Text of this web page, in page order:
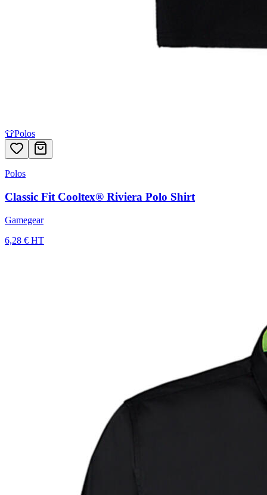
👕Polos
Polos
Classic Fit Cooltex® Riviera Polo Shirt
Gamegear
6,28 € HT